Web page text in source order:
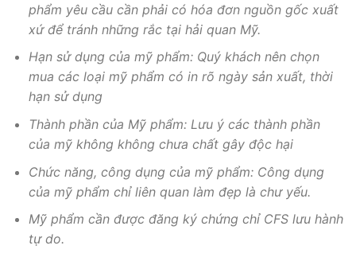
phẩm yêu cầu cần phải có hóa đơn nguồn gốc xuất
xứ để tránh những rắc tại hải quan Mỹ.
Hạn sử dụng của mỹ phẩm: Quý khách nên chọn
mua các loại mỹ phẩm có in rõ ngày sản xuất, thời
hạn sử dụng
Thành phần của Mỹ phẩm: Lưu ý các thành phần
của mỹ không không chưa chất gây độc hại
Chức năng, công dụng của mỹ phẩm: Công dụng
của mỹ phẩm chỉ liên quan làm đẹp là chư yếu.
Mỹ phẩm cần được đăng ký chứng chỉ CFS lưu hành
tự do.